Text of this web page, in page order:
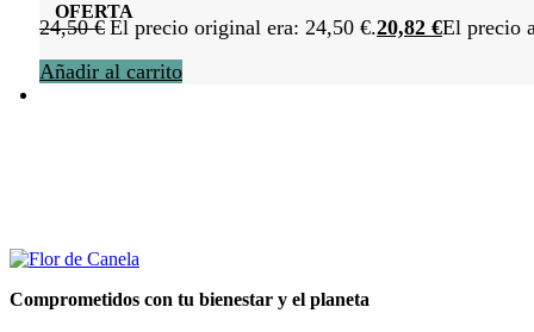
OFERTA
24,50€ El precio original era: 24,50 €.20,82 €El precio
Añadir al carrito
Comprometidos con tu bienestar y el planeta